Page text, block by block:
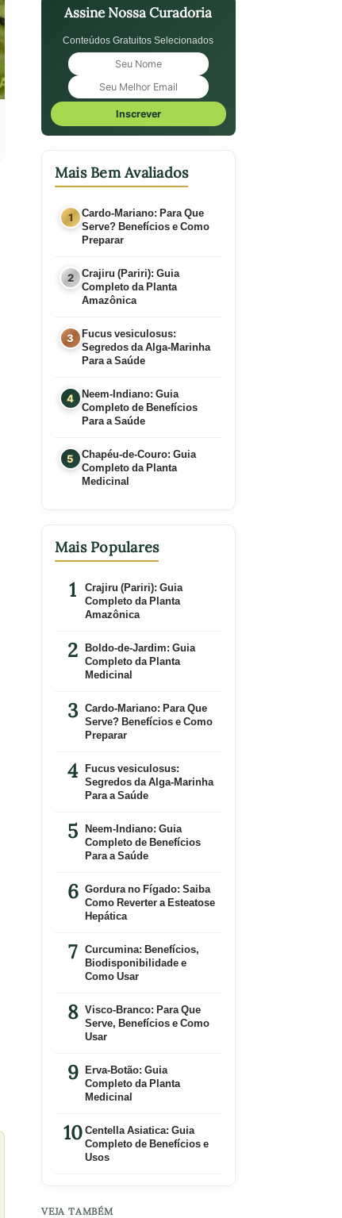
Assine Nossa Curadoria
Conteúdos Gratuitos Selecionados
Inscrever
Mais Bem Avaliados
Cardo-Mariano: Para Que
Serve? Benefícios e Como
Preparar
Crajiru (Pariri): Guia
Completo da Planta
Amazônica
Fucus vesiculosus:
Segredos da Alga-Marinha
Para a Saúde
Neem-Indiano: Guia
Completo de Benefícios
Para a Saúde
Chapéu-de-Couro: Guia
Completo da Planta
Medicinal
Mais Populares
Crajiru (Pariri): Guia
Completo da Planta
Amazônica
Boldo-de-Jardim: Guia
Completo da Planta
Medicinal
Cardo-Mariano: Para Que
Serve? Benefícios e Como
Preparar
Fucus vesiculosus:
Segredos da Alga-Marinha
Para a Saúde
Neem-Indiano: Guia
Completo de Benefícios
Para a Saúde
Gordura no Fígado: Saiba
Como Reverter a Esteatose
Hepática
Curcumina: Benefícios,
Biodisponibilidade e
Como Usar
Visco-Branco: Para Que
Serve, Benefícios e Como
Usar
Erva-Botão: Guia
Completo da Planta
Medicinal
Centella Asiatica: Guia
Completo de Benefícios e
Usos
VEJA TAMBÉM